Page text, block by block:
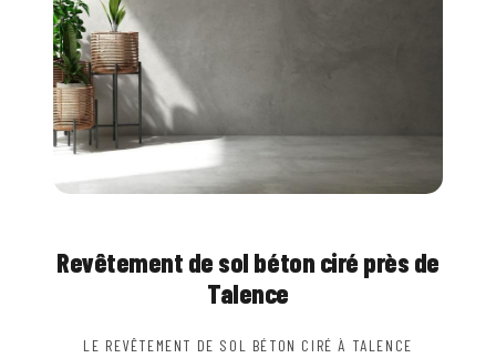
Revêtement de sol béton ciré près de
Talence
LE REVÊTEMENT DE SOL BÉTON CIRÉ À TALENCE